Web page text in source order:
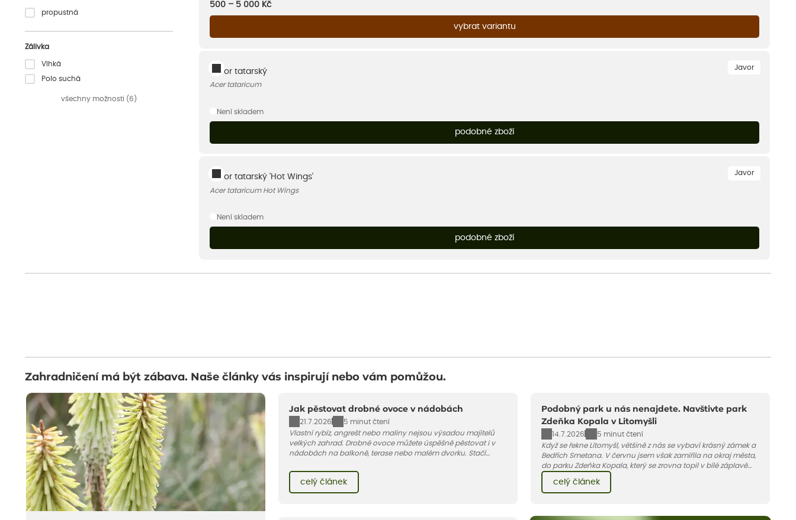
propustná
Zálivka
Vlhká
Polo suchá
všechny možnosti (6)
500 – 5 000 Kč
vybrat variantu
Javor
Javor tatarský
Acer tataricum
Není skladem
podobné zboží
Javor
Javor tatarský 'Hot Wings'
Acer tataricum Hot Wings
Není skladem
podobné zboží
Zahradničení má být zábava. Naše články vás inspirují nebo vám pomůžou.
Jak pěstovat drobné ovoce v nádobách
21.7.2026
5 minut čtení
Vlastní rybíz, angrešt nebo maliny nejsou výsadou majitelů
velkých zahrad. Drobné ovoce můžete úspěšně pěstovat i v
nádobách na balkoně, terase nebo malém dvorku. Stačí
pár základních pravidel. V tomto článku vám poradíme, jak na
celý článek
Podobný park u nás nenajdete. Navštivte park
Zdeňka Kopala v Litomyšli
14.7.2026
5 minut čtení
Když se řekne Litomyšl, většině z nás se vybaví krásný zámek a
Bedřich Smetana. V červnu jsem však zamířila na okraj města,
do parku Zdeňka Kopala, který se zrovna topil v bílé záplavě
kvetoucích kopretin. Fotky řeknou víc než slova, přidávám k
nim pár řádků o tom, jak tento jedinečný kus krajiny vznikl.
celý článek